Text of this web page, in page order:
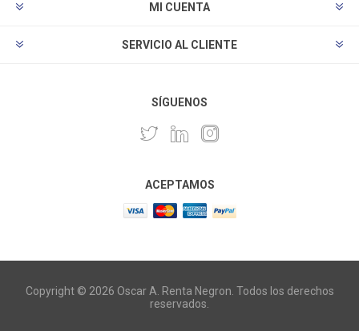
MI CUENTA
SERVICIO AL CLIENTE
SÍGUENOS
ACEPTAMOS
Copyright © 2026 Oscar A. Renta Negron. Todos los derechos
reservados.